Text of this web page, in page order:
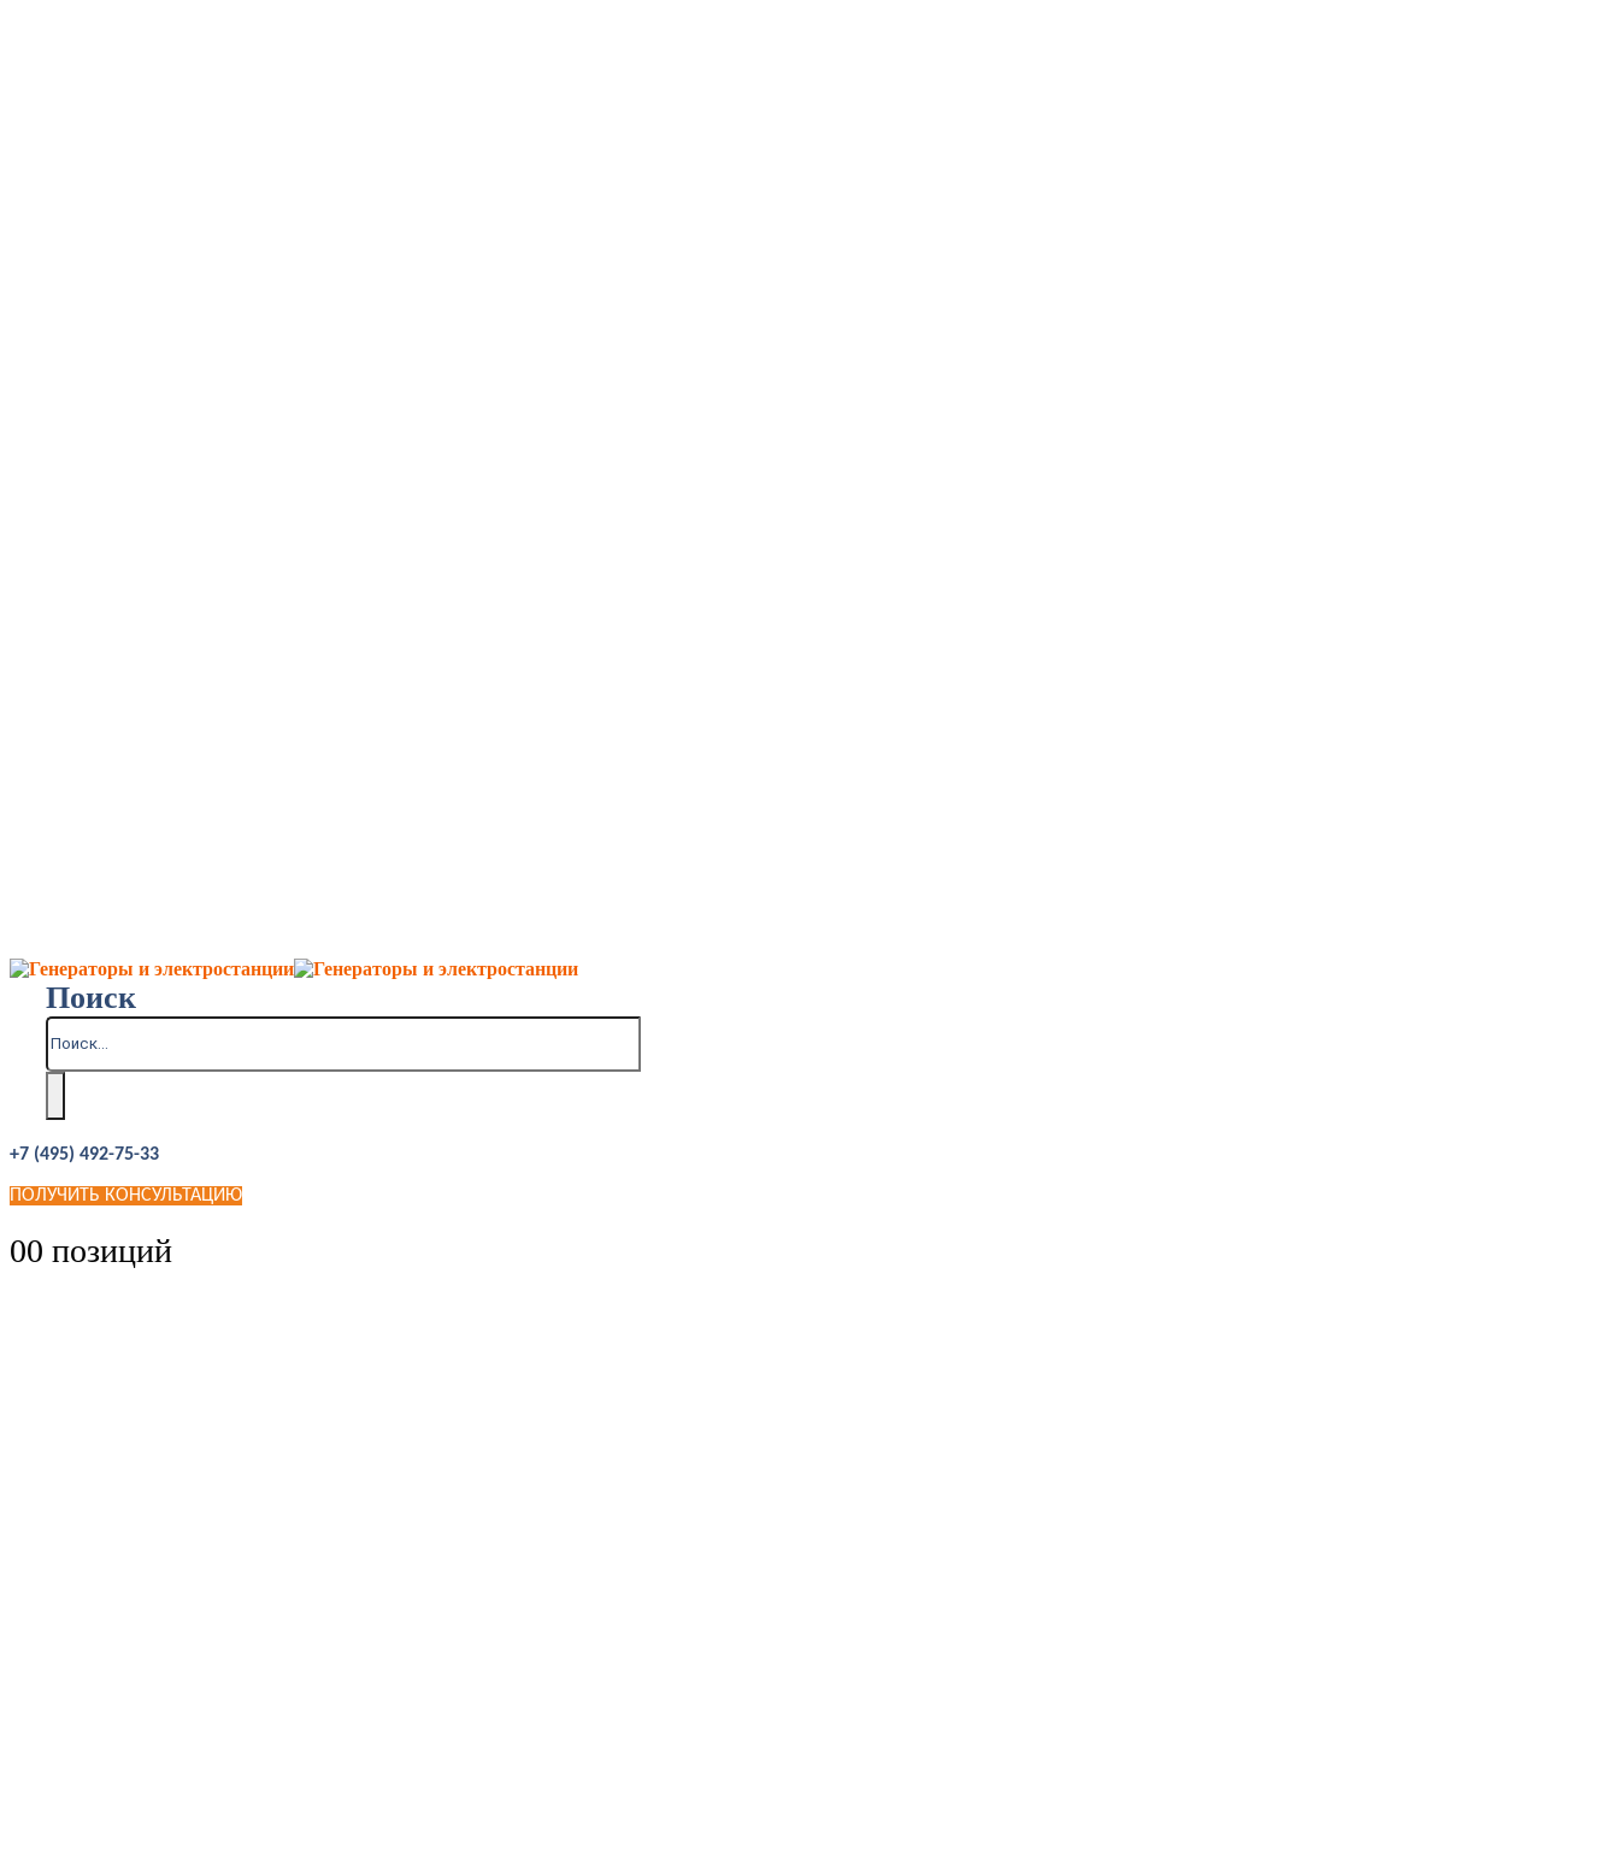
Поиск
+7 (495) 492-75-33
ПОЛУЧИТЬ КОНСУЛЬТАЦИЮ
00 позиций